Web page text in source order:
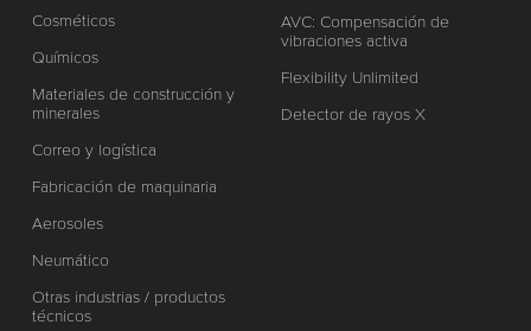
Cosméticos
Químicos
Materiales de construcción y
minerales
Correo y logística
Fabricación de maquinaria
Aerosoles
Neumático
Otras industrias / productos
técnicos
AVC: Compensación de
vibraciones activa
Flexibility Unlimited
Detector de rayos X